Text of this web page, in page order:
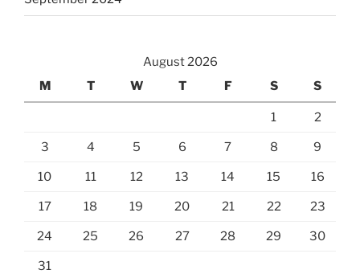
August 2026
M
T W T F S S
1 2
3 4 5 6 7 8 9
10 11 12 13 14 15 16
17 18 19 20 21 22 23
24 25 26 27 28 29 30
31